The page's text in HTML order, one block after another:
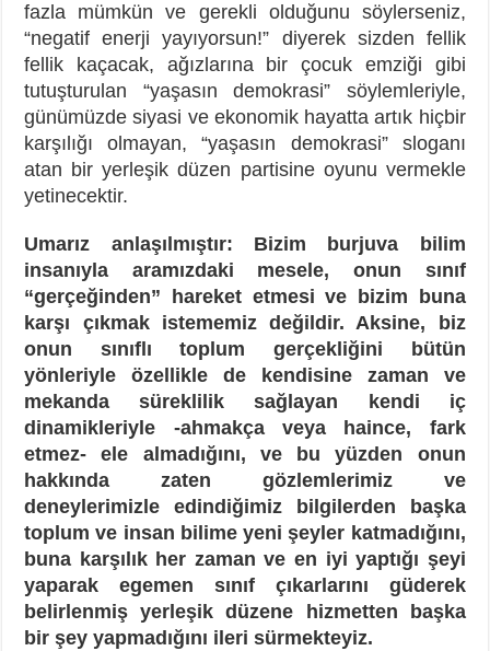
fazla mümkün ve gerekli olduğunu söylerseniz,
“negatif enerji yayıyorsun!” diyerek sizden fellik
fellik kaçacak, ağızlarına bir çocuk emziği gibi
tutuşturulan “yaşasın demokrasi” söylemleriyle,
günümüzde siyasi ve ekonomik hayatta artık hiçbir
karşılığı olmayan, “yaşasın demokrasi” sloganı
atan bir yerleşik düzen partisine oyunu vermekle
yetinecektir.
Umarız anlaşılmıştır: Bizim burjuva bilim
insanıyla aramızdaki mesele, onun sınıf
“gerçeğinden” hareket etmesi ve bizim buna
karşı çıkmak istememiz değildir. Aksine, biz
onun sınıflı toplum gerçekliğini bütün
yönleriyle özellikle de kendisine zaman ve
mekanda süreklilik sağlayan kendi iç
dinamikleriyle -ahmakça veya haince, fark
etmez- ele almadığını, ve bu yüzden onun
hakkında zaten gözlemlerimiz ve
deneylerimizle edindiğimiz bilgilerden başka
toplum ve insan bilime yeni şeyler katmadığını,
buna karşılık her zaman ve en iyi yaptığı şeyi
yaparak egemen sınıf çıkarlarını güderek
belirlenmiş yerleşik düzene hizmetten başka
bir şey yapmadığını ileri sürmekteyiz.